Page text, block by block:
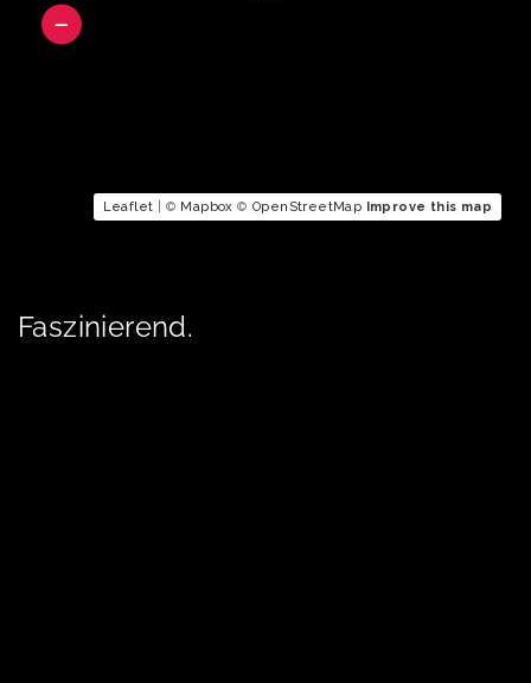
Leaflet | © Mapbox © OpenStreetMap Improve this map
Faszinierend.